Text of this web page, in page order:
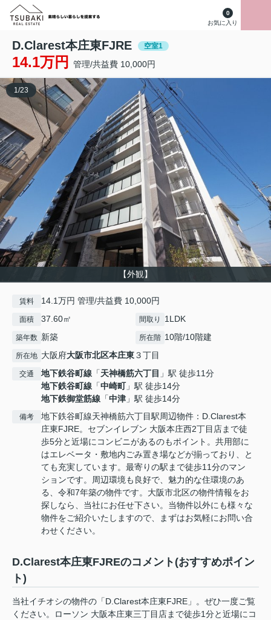
お気に入り
0
D.Clarest本庄東FJRE 空室1
14.1万円 管理/共益費 10,000円
【外観】
1/23
賃料 14.1万円 管理/共益費 10,000円
面積 37.60㎡ 間取り 1LDK
築年数 新築 所在階 10階/10階建
所在地 大阪府大阪市北区本庄東３丁目
交通 地下鉄谷町線 「天神橋筋六丁目 」駅 徒歩11分
地下鉄谷町線 「中崎町」駅 徒歩14分
地下鉄御堂筋線 「中津 」駅 徒歩14分
備考
地下鉄谷町線天神橋筋六丁目駅周辺物件：D.Clarest本
庄東FJRE。セブンイレブン 大阪本庄西2丁目店まで徒
歩5分と近場にコンビニがあるのもポイント。共用部に
はエレベータ・敷地内ごみ置き場などが揃っており、と
ても充実しています。最寄りの駅まで徒歩11分のマン
ションです。周辺環境も良好で、魅力的な住環境のあ
る、令和7年築の物件です。大阪市北区の物件情報をお
探しなら、当社にお任せ下さい。当物件以外にも様々な
物件をご紹介いたしますので、まずはお気軽にお問い合
わせください。
D.Clarest本庄東FJREのコメント(おすすめポイン
ト)
当社イチオシの物件の「D.Clarest本庄東FJRE」。ぜひ一度ご覧
ください。ローソン 大阪本庄東三丁目店まで徒歩1分と近場にコ